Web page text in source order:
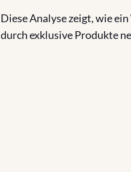
Diese Analyse zeigt, wie
durch exklusive Produkte